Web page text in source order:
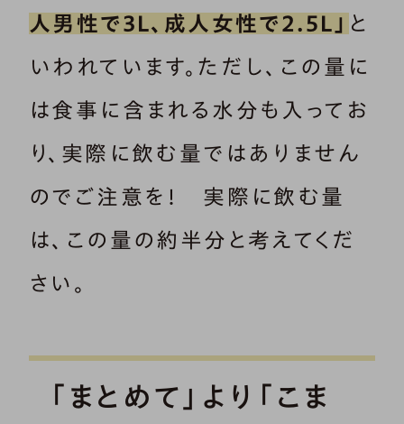
人男性で3L、成人女性で2.5L」 と
いわれています。ただし、この量に
は食事に含まれる水分も入ってお
り、実際に飲む量ではありません
のでご注意を！ 実際に飲む量
は、この量の約半分と考えてくだ
さい。
「まとめて」より「こま